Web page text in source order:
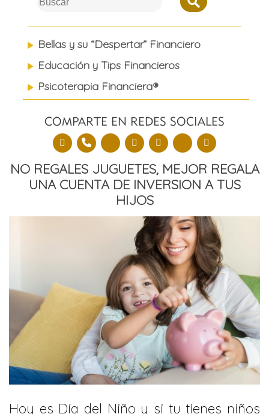
Bellas y su “Despertar” Financiero
Educación y Tips Financieros
Psicoterapia Financiera®
COMPARTE EN REDES SOCIALES
NO REGALES JUGUETES, MEJOR REGALA
UNA CUENTA DE INVERSION A TUS
HIJOS
Hoy es Día del Niño y si tu tienes niños